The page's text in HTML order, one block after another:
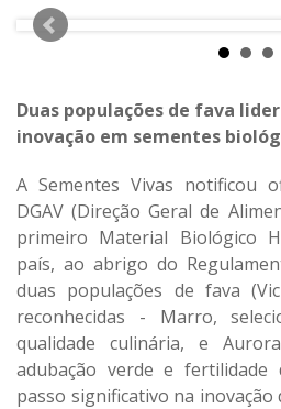
Duas populações de fava
inovação em sementes
A Sementes Vivas notificou
DGAV (Direção Geral de
primeiro Material Biológico
país, ao abrigo do
duas populações de fava
reconhecidas - Marro,
qualidade culinária, e
adubação verde e
passo significativo na